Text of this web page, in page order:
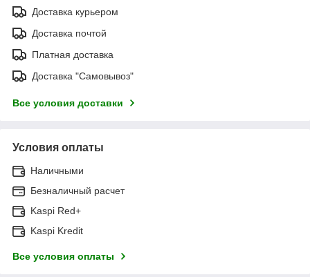
Доставка курьером
Доставка почтой
Платная доставка
Доставка "Самовывоз"
Все условия доставки
Условия оплаты
Наличными
Безналичный расчет
Kaspi Red+
Kaspi Kredit
Все условия оплаты